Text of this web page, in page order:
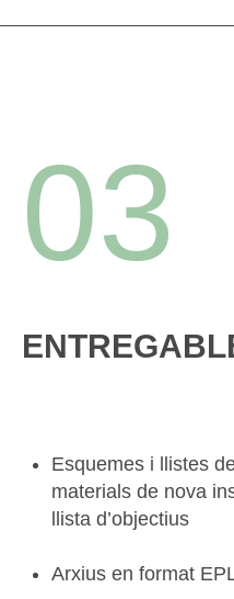
03
Esquemes i llistes
materials de nova
llista d’objectius
Arxius en format